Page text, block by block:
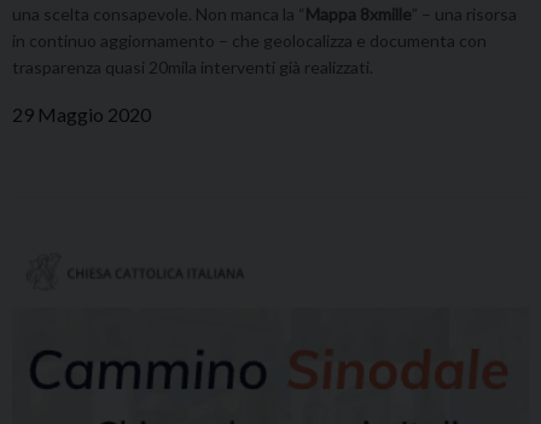
una scelta consapevole. Non manca la “Mappa 8xmille” – una risorsa
in continuo aggiornamento – che geolocalizza e documenta con
trasparenza quasi 20mila interventi già realizzati.
29 Maggio 2020